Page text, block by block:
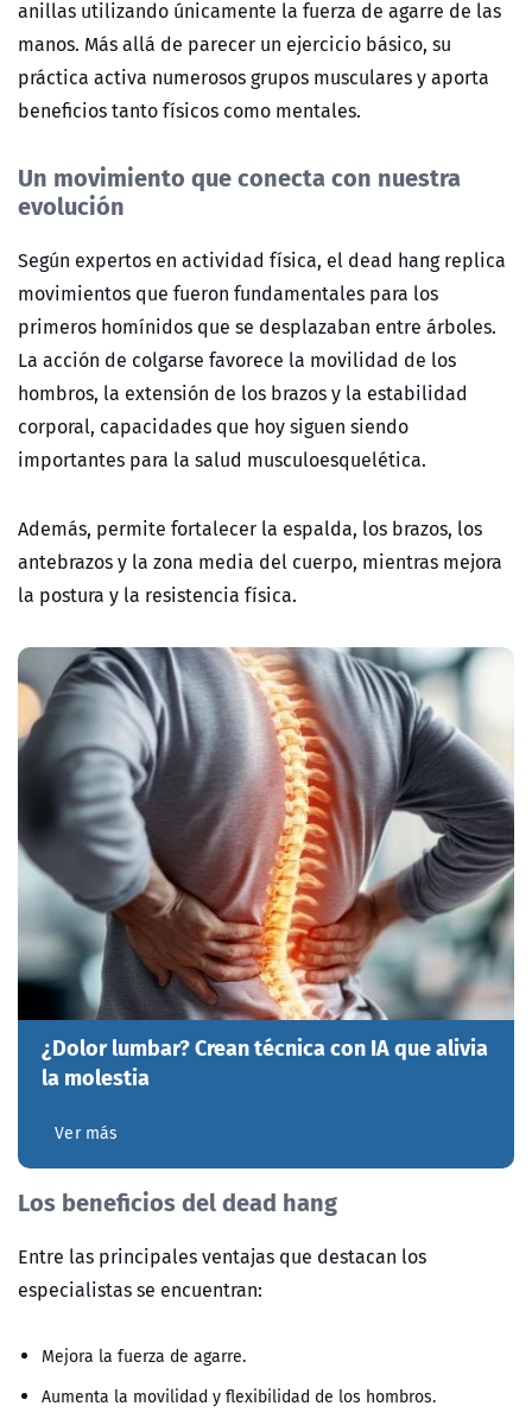
anillas utilizando únicamente la fuerza de agarre de las
manos. Más allá de parecer un ejercicio básico, su
práctica activa numerosos grupos musculares y aporta
beneficios tanto físicos como mentales.
Un movimiento que conecta con nuestra
evolución
Según expertos en actividad física, el dead hang replica
movimientos que fueron fundamentales para los
primeros homínidos que se desplazaban entre árboles.
La acción de colgarse favorece la movilidad de los
hombros, la extensión de los brazos y la estabilidad
corporal, capacidades que hoy siguen siendo
importantes para la salud musculoesquelética.
Además, permite fortalecer la espalda, los brazos, los
antebrazos y la zona media del cuerpo, mientras mejora
la postura y la resistencia física.
¿Dolor lumbar? Crean técnica con IA que alivia
la molestia
Ver más
Los beneficios del dead hang
Entre las principales ventajas que destacan los
especialistas se encuentran:
Mejora la fuerza de agarre.
Aumenta la movilidad y flexibilidad de los hombros.